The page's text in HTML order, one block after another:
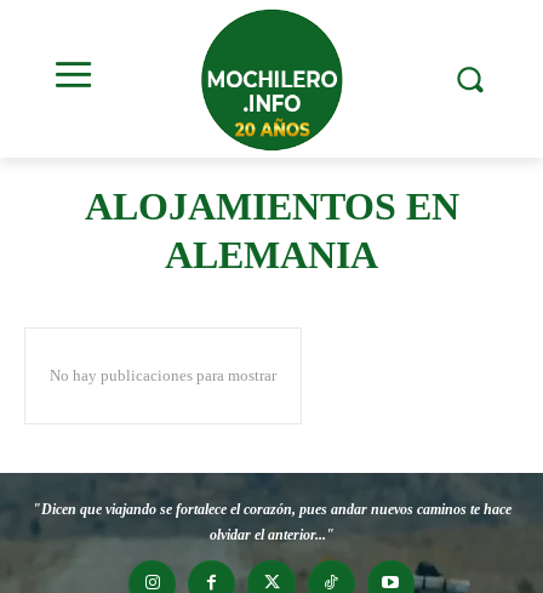
ALOJAMIENTOS EN
ALEMANIA
No hay publicaciones para mostrar
"Dicen que viajando se fortalece el corazón, pues andar nuevos caminos te hace
olvidar el anterior..."